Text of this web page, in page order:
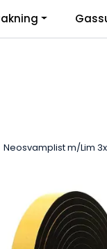
Neosvamplist m/Lim